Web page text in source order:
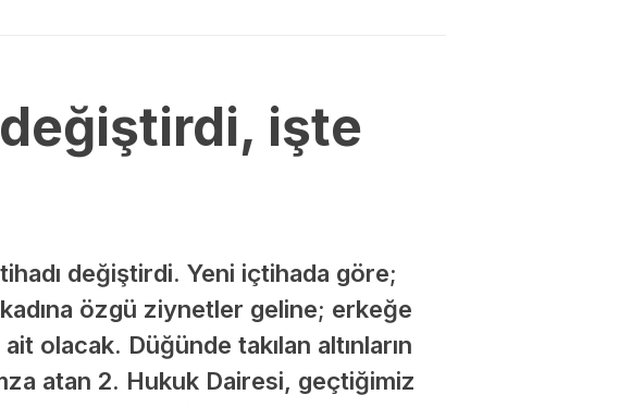
değiştirdi, işte
değiştirdi. Yeni içtihada göre;
özgü ziynetler geline; erkeğe
olacak. Düğünde takılan altınların
atan 2. Hukuk Dairesi, geçtiğimiz